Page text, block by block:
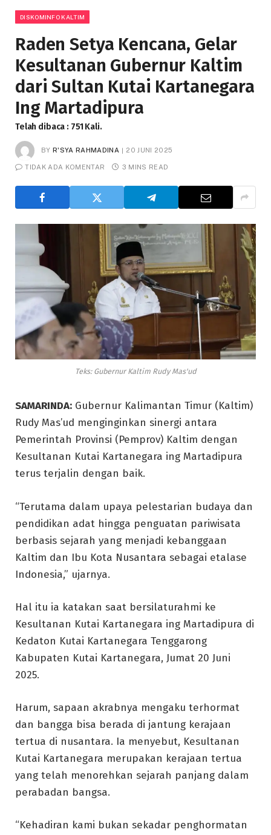
DISKOMINFO KALTIM
Raden Setya Kencana, Gelar
Kesultanan Gubernur Kaltim
dari Sultan Kutai Kartanegara
Ing Martadipura
Telah dibaca : 751 Kali.
BY R'SYA RAHMADINA 20 JUNI 2025
TIDAK ADA KOMENTAR 3 MINS READ
Teks: Gubernur Kaltim Rudy Mas'ud
SAMARINDA: Gubernur Kalimantan Timur (Kaltim)
Rudy Mas’ud menginginkan sinergi antara
Pemerintah Provinsi (Pemprov) Kaltim dengan
Kesultanan Kutai Kartanegara ing Martadipura
terus terjalin dengan baik.
“Terutama dalam upaya pelestarian budaya dan
pendidikan adat hingga penguatan pariwisata
berbasis sejarah yang menjadi kebanggaan
Kaltim dan Ibu Kota Nusantara sebagai etalase
Indonesia,” ujarnya.
Hal itu ia katakan saat bersilaturahmi ke
Kesultanan Kutai Kartanegara ing Martadipura di
Kedaton Kutai Kartanegara Tenggarong
Kabupaten Kutai Kartanegara, Jumat 20 Juni
2025.
Harum, sapaan akrabnya mengaku terhormat
dan bangga bisa berada di jantung kerajaan
tertua di nusantara. Ia menyebut, Kesultanan
Kutai Kartanegara merupakan kerajaan tertua
yang telah menorehkan sejarah panjang dalam
perabadan bangsa.
“Kehadiran kami bukan sekadar penghormatan